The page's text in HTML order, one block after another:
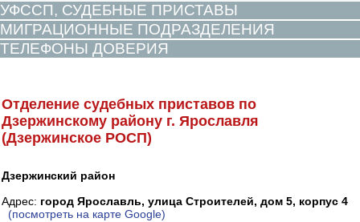
УФССП, СУДЕБНЫЕ ПРИСТАВЫ
МИГРАЦИОННЫЕ ПОДРАЗДЕЛЕНИЯ
ТЕЛЕФОНЫ ДОВЕРИЯ
Отделение судебных приставов по
Дзержинскому району г. Ярославля
(Дзержинское РОСП)
Дзержинский район
Адрес: город Ярославль, улица Строителей, дом 5, корпус 4
(посмотреть на карте Google)